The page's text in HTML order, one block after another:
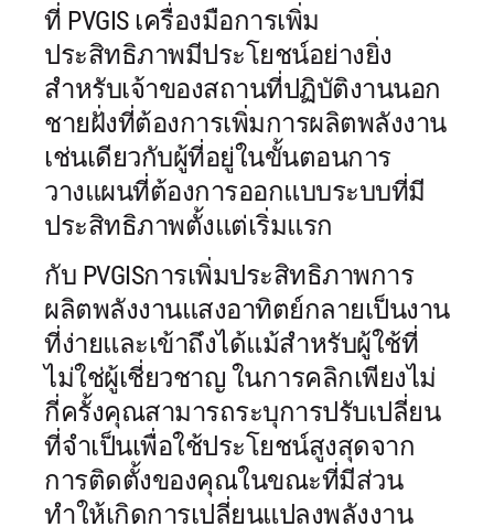
ที่ PVGIS เครื่องมือการเพิ่ม
ประสิทธิภาพมีประโยชน์อย่างยิ่ง
สำหรับเจ้าของสถานที่ปฏิบัติงานนอก
ชายฝั่งที่ต้องการเพิ่มการผลิตพลังงาน
เช่นเดียวกับผู้ที่อยู่ในขั้นตอนการ
วางแผนที่ต้องการออกแบบระบบที่มี
ประสิทธิภาพตั้งแต่เริ่มแรก
กับ PVGISการเพิ่มประสิทธิภาพการ
ผลิตพลังงานแสงอาทิตย์กลายเป็นงาน
ที่ง่ายและเข้าถึงได้แม้สำหรับผู้ใช้ที่
ไม่ใช่ผู้เชี่ยวชาญ ในการคลิกเพียงไม่
กี่ครั้งคุณสามารถระบุการปรับเปลี่ยน
ที่จำเป็นเพื่อใช้ประโยชน์สูงสุดจาก
การติดตั้งของคุณในขณะที่มีส่วน
ทำให้เกิดการเปลี่ยนแปลงพลังงาน